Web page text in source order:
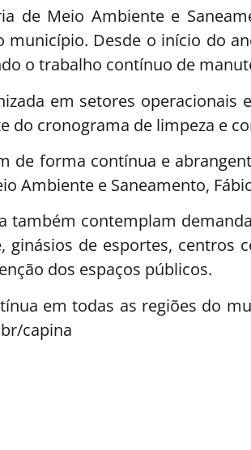
de Meio Ambiente e
Desde o início do
o trabalho contínuo de
em setores operacionais
do cronograma de limpeza e
de forma contínua e
Ambiente e Saneamento,
também contemplam
ginásios de esportes, centros
dos espaços públicos.
em todas as regiões do
capina